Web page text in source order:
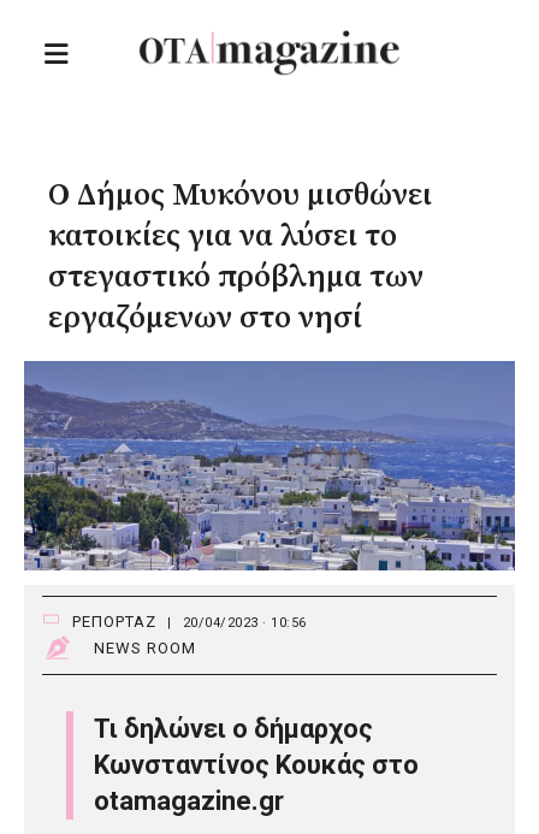
Ο Δήμος Μυκόνου μισθώνει
κατοικίες για να λύσει το
στεγαστικό πρόβλημα των
εργαζόμενων στο νησί
ΡΕΠΟΡΤΑΖ | 20/04/2023 · 10:56
NEWS ROOM
Τι δηλώνει ο δήμαρχος
Κωνσταντίνος Κουκάς στο
otamagazine.gr